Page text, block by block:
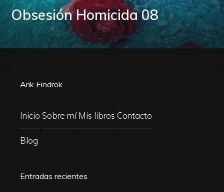
Obsesión Homicida 08
Arik Eindrok
Inicio Sobre mí Mis libros Contacto
Blog
Entradas recientes